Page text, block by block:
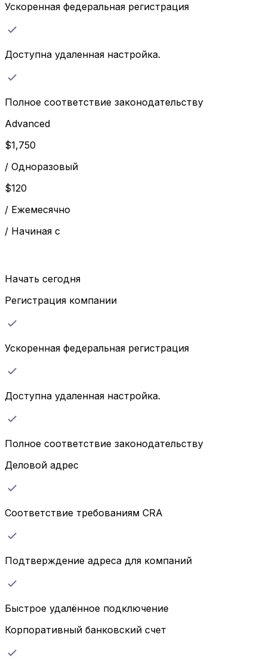
Ускоренная федеральная регистрация
Доступна удаленная настройка.
Полное соответствие законодательству
Advanced
$1,750
/ Одноразовый
$120
/ Ежемесячно
/ Начиная с
Начать сегодня
Регистрация компании
Ускоренная федеральная регистрация
Доступна удаленная настройка.
Полное соответствие законодательству
Деловой адрес
Соответствие требованиям CRA
Подтверждение адреса для компаний
Быстрое удалённое подключение
Корпоративный банковский счет